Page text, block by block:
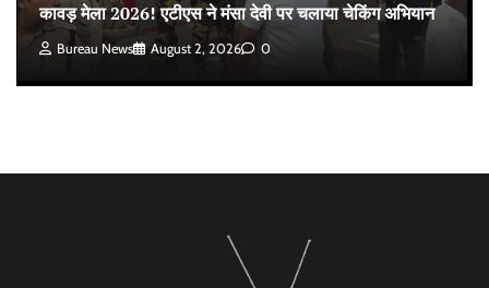
कावड़ मेला 2026! एटीएस ने मंसा देवी पर चलाया चेकिंग अभियान
Bureau News August 2, 2026 0